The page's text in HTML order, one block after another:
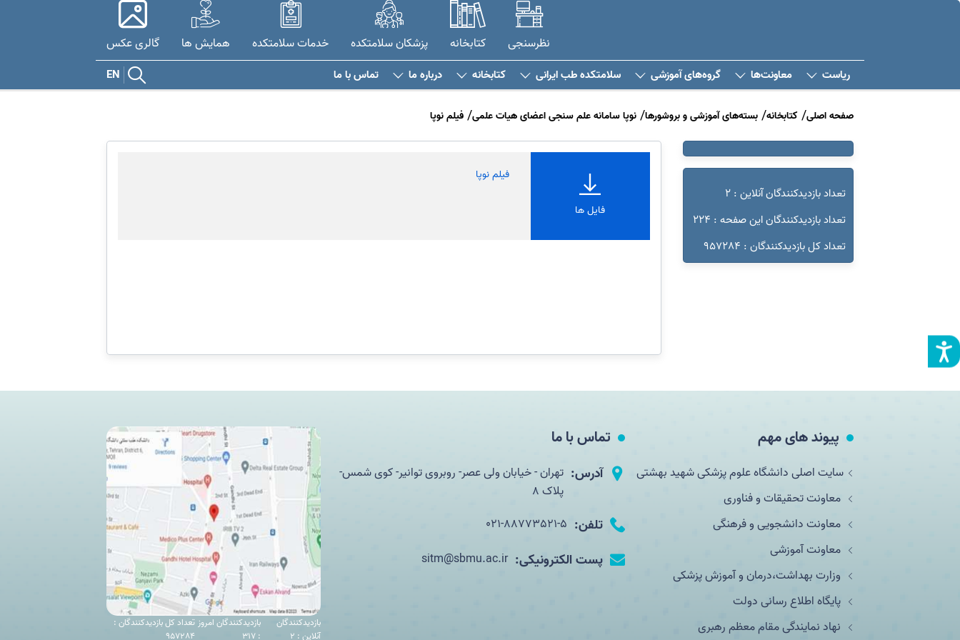
نظرسنجی کتابخانه پزشکان سلامتکده خدمات سلامتکده همایش ها گالری عکس
ریاست معاونت‌ها گروه‌های آموزشی سلامتکده طب ایرانی کتابخانه درباره ما تماس با ما EN
صفحه اصلی کتابخانه بسته‌های آموزشی و بروشورها نوپا سامانه علم سنجی اعضای هیات علمی فیلم نوپا
تعداد بازدیدکنندگان آنلاین : 2
تعداد بازدیدکنندگان این صفحه : 224
تعداد کل بازدیدکنندگان : 957284
فایل ها
فیلم نوپا
پیوند های مهم
سایت اصلی دانشگاه علوم پزشکی شهید بهشتی
معاونت تحقیقات و فناوری
معاونت دانشجویی و فرهنگی
معاونت آموزشی
وزارت بهداشت،درمان و آموزش پزشکی
پایگاه اطلاع رسانی دولت
نهاد نمایندگی مقام معظم رهبری
تماس با ما
آدرس: تهران - خیابان ولی عصر- روبروی توانیر- کوی شمس-
پلاک 8
تلفن: 021-88773521-5
پست الکترونیکی: sitm@sbmu.ac.ir
بازدیدکنندگان
آنلاین : 2
بازدیدکنندگان امروز
: 317
تعداد کل بازدیدکنندگان :
957284